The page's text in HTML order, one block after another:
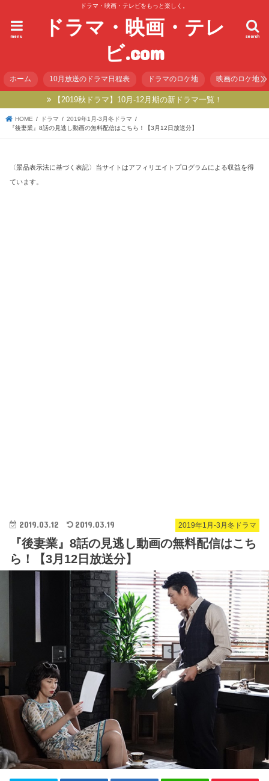
ドラマ・映画・テレビをもっと楽しく。
ドラマ・映画・テレ
ビ.com
search
menu
ホーム 10月放送のドラマ日程表 ドラマのロケ地 映画のロケ地
【2019秋ドラマ】10月-12月期の新ドラマ一覧！
HOME ドラマ
2019年1月-3月冬ドラマ
『後妻業』8話の見逃し動画の無料配信はこちら！【3月12日放送分】
〈景品表示法に基づく表記〉当サイトはアフィリエイトプログラムによる収益を得
ています。
2019年1月-3月冬ドラマ
2019.03.12 2019.03.19
『後妻業』8話の見逃し動画の無料配信はこち
ら！【3月12日放送分】